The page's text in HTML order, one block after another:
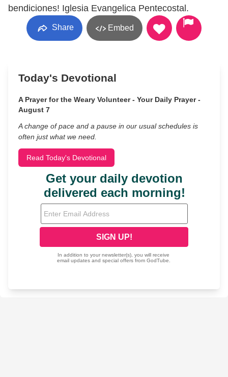
bendiciones! Iglesia Evangelica Pentecostal.
Share Embed
Today's Devotional
A Prayer for the Weary Volunteer - Your Daily Prayer -
August 7
A change of pace and a pause in our usual schedules is
often just what we need.
Read Today's Devotional